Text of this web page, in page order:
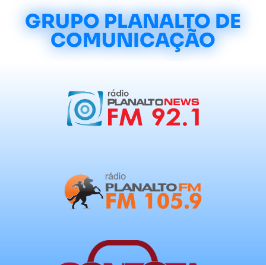
GRUPO PLANALTO DE
COMUNICAÇÃO